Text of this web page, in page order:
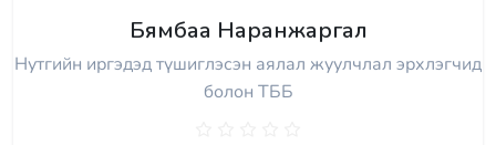
Бямбаа Наранжаргал
Нутгийн иргэдэд түшиглэсэн аялал жуулчлал эрхлэгчид
болон ТББ